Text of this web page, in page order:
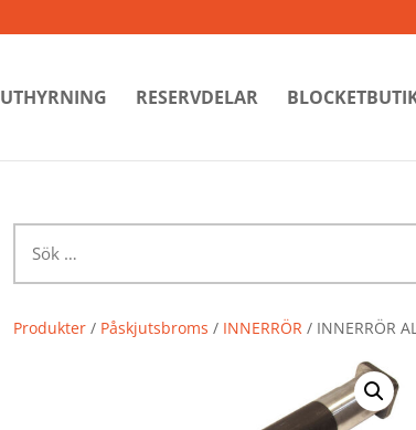
UTHYRNING RESERVDELAR
efter:
Produkter / Påskjutsbroms / INNERRÖR / INNERRÖR